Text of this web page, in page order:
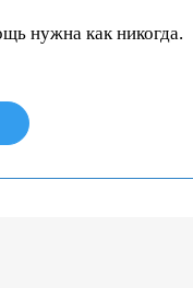
нужна как никогда.